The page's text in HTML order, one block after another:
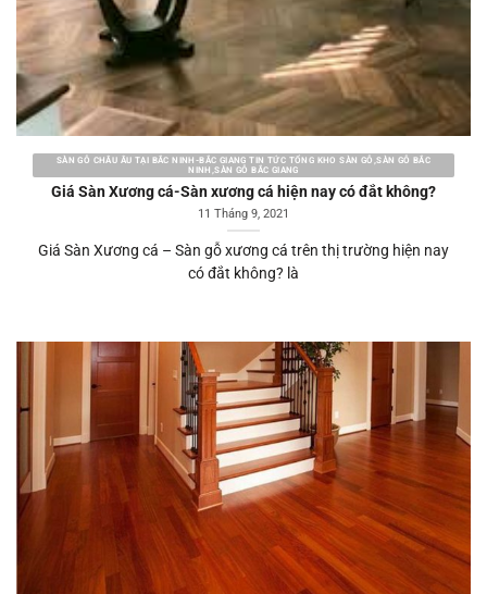
SÀN GỖ CHÂU ÂU TẠI BẮC NINH-BẮC GIANG TIN TỨC TỔNG KHO SÀN GỖ,SÀN GỖ BẮC
NINH,SÀN GỖ BẮC GIANG
Giá Sàn Xương cá-Sàn xương cá hiện nay có đắt không?
11 Tháng 9, 2021
Giá Sàn Xương cá – Sàn gỗ xương cá trên thị trường hiện nay
có đắt không? là